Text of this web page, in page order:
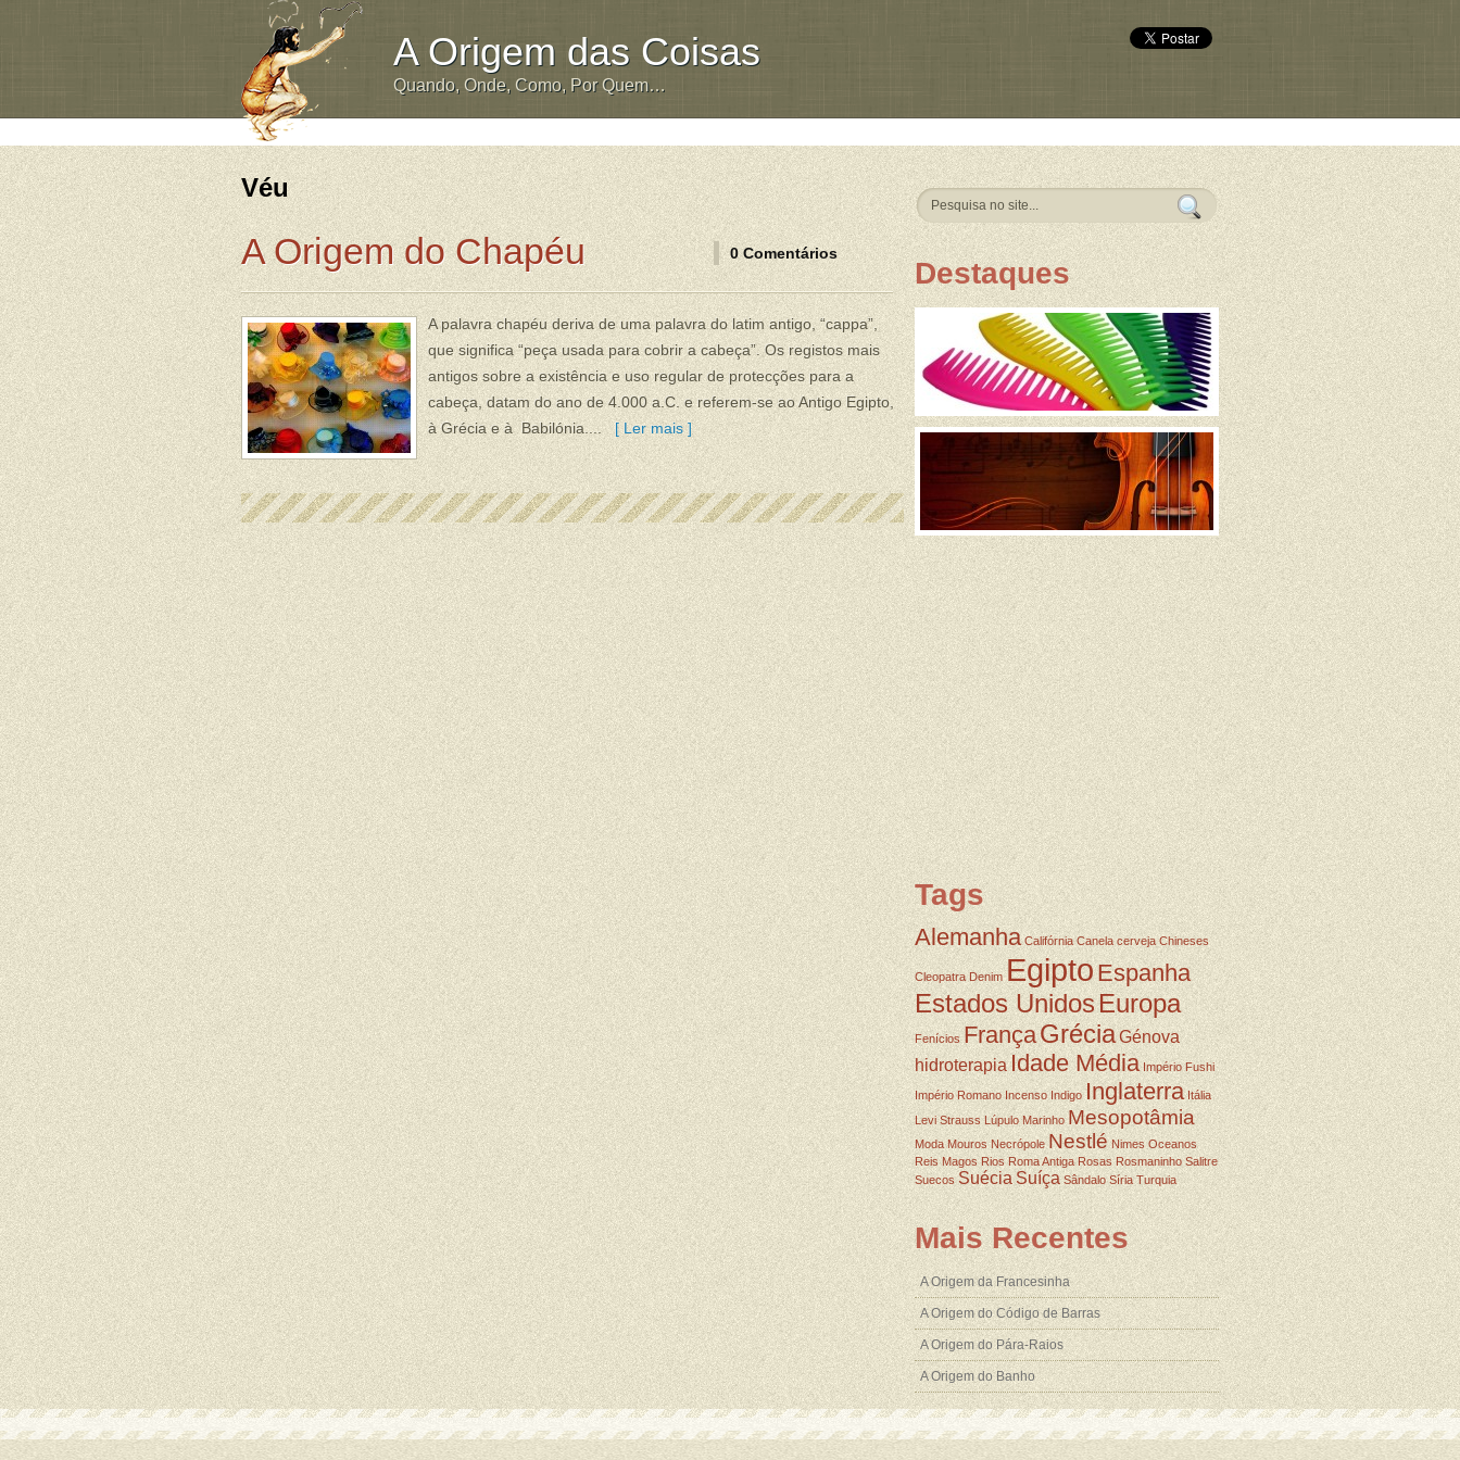
A Origem das Coisas
Quando, Onde, Como, Por Quem…
Véu
A Origem do Chapéu 0 Comentários
A palavra chapéu deriva de uma palavra do latim antigo, “cappa”,
que significa “peça usada para cobrir a cabeça”. Os registos mais
antigos sobre a existência e uso regular de protecções para a
cabeça, datam do ano de 4.000 a.C. e referem-se ao Antigo Egipto,
à Grécia e à Babilónia....[ Ler mais ]
Destaques
Tags
Alemanha Califórnia Canela cerveja Chineses
Cleopatra Denim EgiptoEspanha
Estados UnidosEuropa
Fenícios FrançaGréciaGénova
hidroterapiaIdade Média Império Fushi
Império Romano Incenso Indigo Inglaterra Itália
Levi Strauss Lúpulo Marinho Mesopotâmia
Moda Mouros Necrópole Nestlé Nimes Oceanos
Reis Magos Rios Roma Antiga Rosas Rosmaninho Salitre
Suecos Suécia Suíça Sândalo Síria Turquia
Mais Recentes
A Origem da Francesinha
A Origem do Código de Barras
A Origem do Pára-Raios
A Origem do Banho